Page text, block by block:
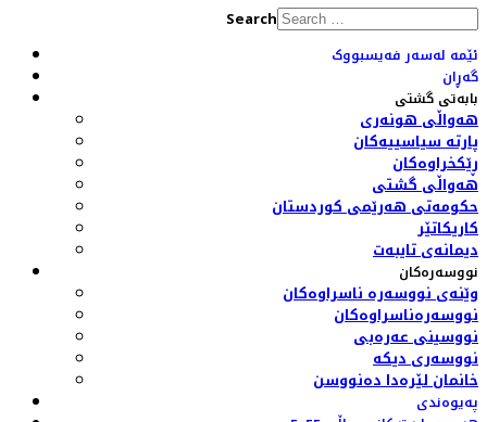
Search
ئێمە لەسەر فەیسبووک
گەڕان
بابەتی گشتی
هەواڵی هونەری
پارتە سیاسییەکان
ڕێکخراوەکان
هەواڵی گشتی
حکومەتی هەرێمی کوردستان
کاریکاتێر
دیمانەی تایبەت
نووسەرەکان
وێنەی نووسەرە ناسراوەکان
نووسەرەناسراوەکان
نووسینی عەرەبی
نووسەری دیکە
خانمان لێرەدا دەنووسن
پەیوەندی